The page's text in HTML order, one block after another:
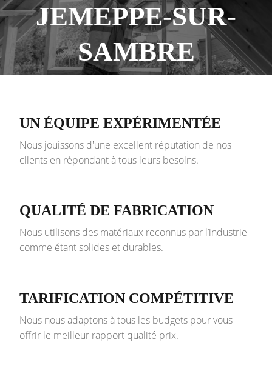
JEMEPPE-SUR-
SAMBRE
UN ÉQUIPE EXPÉRIMENTÉE
Nous jouissons d'une excellent réputation de nos
clients en répondant à tous leurs besoins.
QUALITÉ DE FABRICATION
Nous utilisons des matériaux reconnus par l’industrie
comme étant solides et durables.
TARIFICATION COMPÉTITIVE
Nous nous adaptons à tous les budgets pour vous
offrir le meilleur rapport qualité prix.